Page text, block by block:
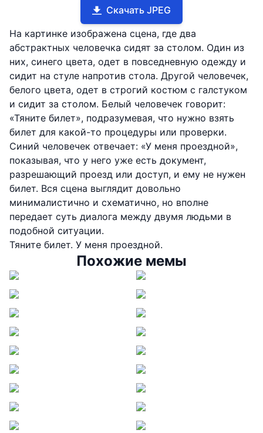
Скачать JPEG
На картинке изображена сцена, где два
абстрактных человечка сидят за столом. Один из
них, синего цвета, одет в повседневную одежду и
сидит на стуле напротив стола. Другой человечек,
белого цвета, одет в строгий костюм с галстуком
и сидит за столом. Белый человечек говорит:
«Тяните билет», подразумевая, что нужно взять
билет для какой-то процедуры или проверки.
Синий человечек отвечает: «У меня проездной»,
показывая, что у него уже есть документ,
разрешающий проезд или доступ, и ему не нужен
билет. Вся сцена выглядит довольно
минималистично и схематично, но вполне
передает суть диалога между двумя людьми в
подобной ситуации.
Тяните билет. У меня проездной.
Похожие мемы